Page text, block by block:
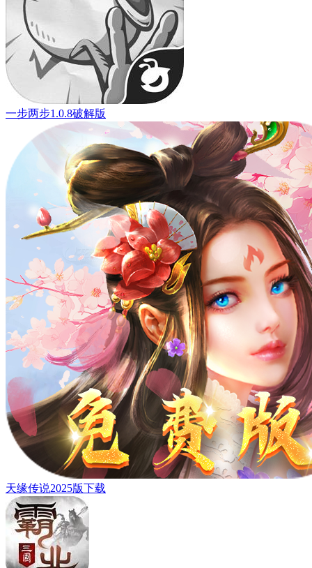
一步两步1.0.8破解版
天缘传说2025版下载